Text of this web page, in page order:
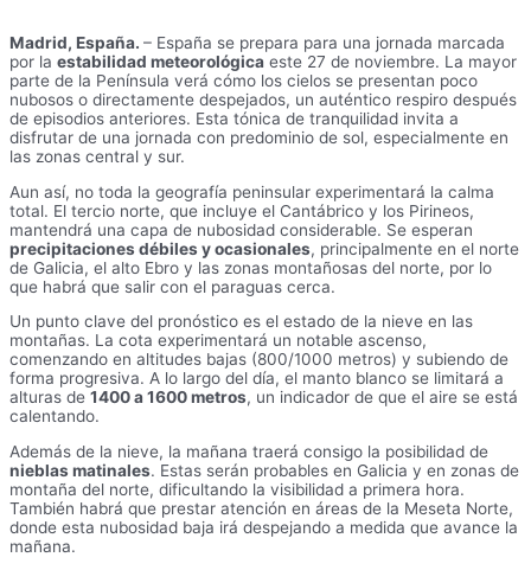
Madrid, España. – España se prepara para una jornada marcada
por la estabilidad meteorológica este 27 de noviembre. La mayor
parte de la Península verá cómo los cielos se presentan poco
nubosos o directamente despejados, un auténtico respiro después
de episodios anteriores. Esta tónica de tranquilidad invita a
disfrutar de una jornada con predominio de sol, especialmente en
las zonas central y sur.
Aun así, no toda la geografía peninsular experimentará la calma
total. El tercio norte, que incluye el Cantábrico y los Pirineos,
mantendrá una capa de nubosidad considerable. Se esperan
precipitaciones débiles y ocasionales, principalmente en el norte
de Galicia, el alto Ebro y las zonas montañosas del norte, por lo
que habrá que salir con el paraguas cerca.
Un punto clave del pronóstico es el estado de la nieve en las
montañas. La cota experimentará un notable ascenso,
comenzando en altitudes bajas (800/1000 metros) y subiendo de
forma progresiva. A lo largo del día, el manto blanco se limitará a
alturas de 1400 a 1600 metros, un indicador de que el aire se está
calentando.
Además de la nieve, la mañana traerá consigo la posibilidad de
nieblas matinales. Estas serán probables en Galicia y en zonas de
montaña del norte, dificultando la visibilidad a primera hora.
También habrá que prestar atención en áreas de la Meseta Norte,
donde esta nubosidad baja irá despejando a medida que avance la
mañana.